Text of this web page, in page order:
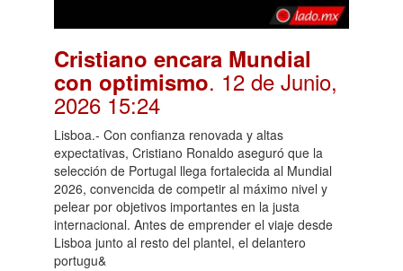
Cristiano encara Mundial
con optimismo. 12 de Junio,
2026 15:24
Lisboa.- Con confianza renovada y altas
expectativas, Cristiano Ronaldo aseguró que la
selección de Portugal llega fortalecida al Mundial
2026, convencida de competir al máximo nivel y
pelear por objetivos importantes en la justa
internacional. Antes de emprender el viaje desde
Lisboa junto al resto del plantel, el delantero
portugu&